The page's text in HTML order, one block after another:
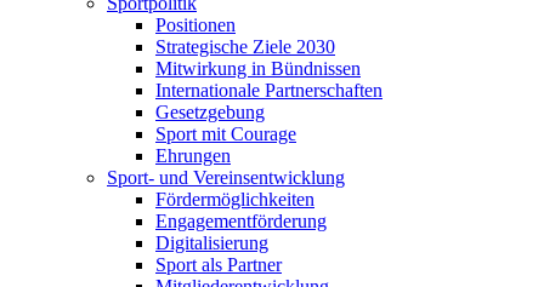
Positionen
Strategische Ziele 2030
Mitwirkung in Bündnissen
Internationale Partnerschaften
Gesetzgebung
Sport mit Courage
Ehrungen
Sport- und Vereinsentwicklung
Fördermöglichkeiten
Engagementförderung
Digitalisierung
Sport als Partner